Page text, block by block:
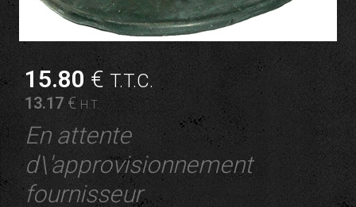
15.80 €T.T.C.
13.17 € H.T.
En attente
d\'approvisionnement
fournisseur